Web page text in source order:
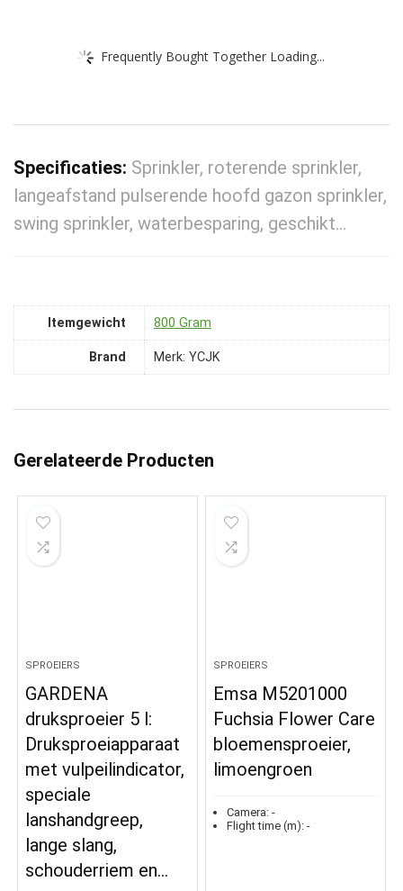
Frequently Bought Together Loading...
Specificaties: Sprinkler, roterende sprinkler,
langeafstand pulserende hoofd gazon sprinkler,
swing sprinkler, waterbesparing, geschikt…
Itemgewicht ‎800 Gram
Brand Merk: YCJK
Gerelateerde Producten
SPROEIERS
GARDENA
druksproeier 5 l:
Druksproeiapparaat
met vulpeilindicator,
speciale
lanshandgreep,
lange slang,
schouderriem en…
SPROEIERS
Emsa M5201000
Fuchsia Flower Care
bloemensproeier,
limoengroen
Camera: -
Flight time (m): -